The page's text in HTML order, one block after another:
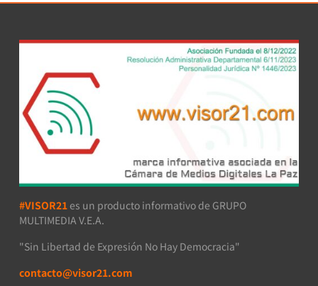
#VISOR21 es un producto informativo de GRUPO
MULTIMEDIA V.E.A.
"Sin Libertad de Expresión No Hay Democracia"
contacto@visor21.com